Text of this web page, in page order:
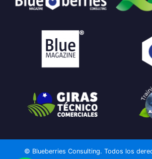
© Blueberries Consulting. Todos los